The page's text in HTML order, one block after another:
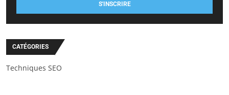
S'INSCRIRE
CATÉGORIES
Techniques SEO